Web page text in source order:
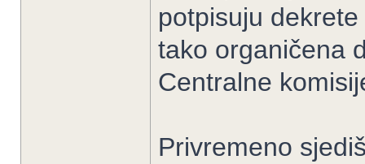
potpisuju
tako organičena
Centralne
Privremeno